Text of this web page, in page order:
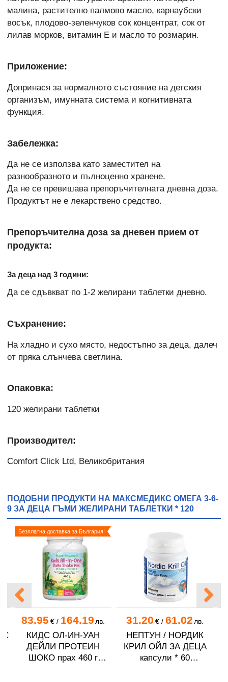
малина, растително палмово масло, карнаубски
восък, плодово-зеленчуков сок концентрат, сок от
лилав морков, витамин Е и масло то розмарин.
Приложение:
Допринася за нормалното състояние на детския
организъм, имунната система и когнитивната
функция.
Забележка:
Да не се използва като заместител на
разнообразното и пълноценно хранене.
Да не се превишава препоръчителната дневна доза.
Продуктът не е лекарствено средство.
Препоръчителна доза за дневен прием от
продукта:
За деца над 3 години:
Да се сдъвкват по 1-2 желирани таблетки дневно.
Съхранение:
На хладно и сухо място, недостъпно за деца, далеч
от пряка слънчева светлина.
Опаковка:
120 желирани таблетки
Производител:
Comfort Click Ltd, Великобритания
ПОДОБНИ ПРОДУКТИ НА МАКСМЕДИКС ОМЕГА 3-6-
9 ЗА ДЕЦА ГЪМИ ЖEЛИРАНИ ТАБЛЕТКИ * 120
83.95 €/ 164.19 лв.
КИДС ОЛ-ИН-УАН
ДЕЙЛИ ПРОТЕИН
ШОКО прах 460 г
Безплатна доставка за България!
31.20 €/ 61.02 лв.
НЕПТУН / НОРДИК
КРИЛ ОЙЛ ЗА ДЕЦА
капсули * 60